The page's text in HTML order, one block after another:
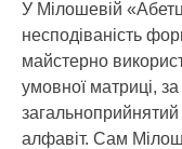
У Мілошевій
несподіваність
майстерно
умовної матриці,
загальноприйнятий
алфавіт. Сам